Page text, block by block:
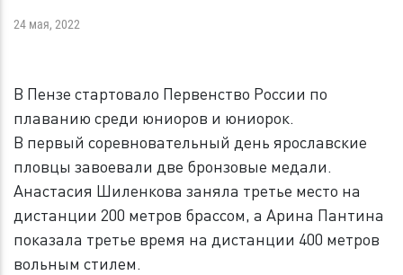
24 мая, 2022
В Пензе стартовало Первенство России по
плаванию среди юниоров и юниорок.
В первый соревновательный день ярославские
пловцы завоевали две бронзовые медали.
Анастасия Шиленкова заняла третье место на
дистанции 200 метров брассом, а Арина Пантина
показала третье время на дистанции 400 метров
вольным стилем.